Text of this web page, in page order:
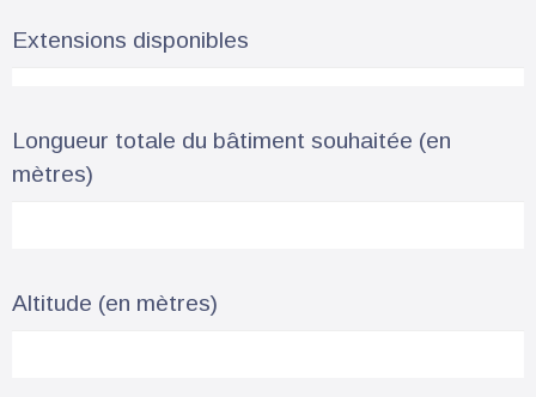
Extensions disponibles
Longueur totale du bâtiment souhaitée (en
mètres)
Altitude (en mètres)